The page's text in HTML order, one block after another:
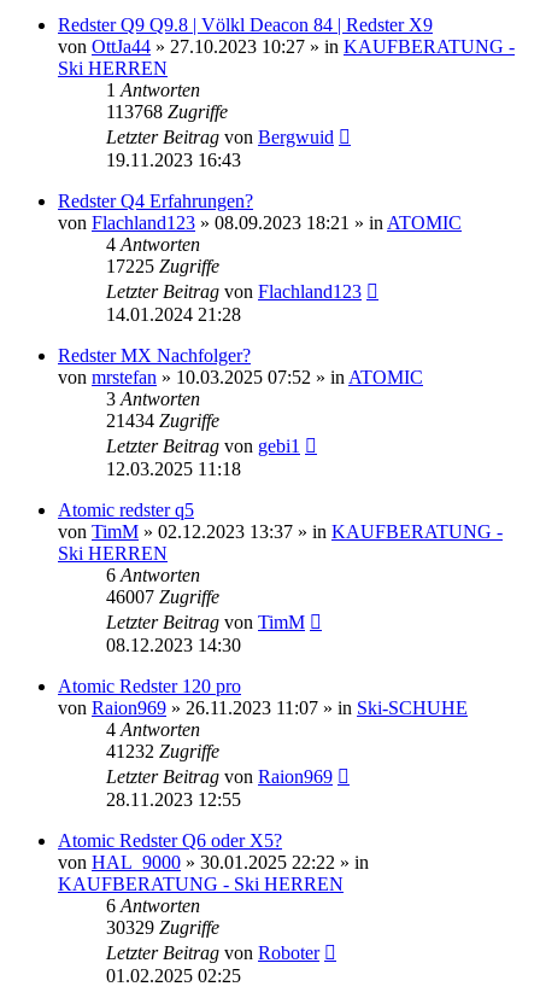
Redster Q9 Q9.8 | Völkl Deacon 84 | Redster X9
von OttJa44 » 27.10.2023 10:27 » in KAUFBERATUNG -
Ski HERREN
1 Antworten
113768 Zugriffe
Letzter Beitrag von Bergwuid
19.11.2023 16:43
Redster Q4 Erfahrungen?
von Flachland123 » 08.09.2023 18:21 » in ATOMIC
4 Antworten
17225 Zugriffe
Letzter Beitrag von Flachland123
14.01.2024 21:28
Redster MX Nachfolger?
von mrstefan » 10.03.2025 07:52 » in ATOMIC
3 Antworten
21434 Zugriffe
Letzter Beitrag von gebi1
12.03.2025 11:18
Atomic redster q5
von TimM » 02.12.2023 13:37 » in KAUFBERATUNG -
Ski HERREN
6 Antworten
46007 Zugriffe
Letzter Beitrag von TimM
08.12.2023 14:30
Atomic Redster 120 pro
von Raion969 » 26.11.2023 11:07 » in Ski-SCHUHE
4 Antworten
41232 Zugriffe
Letzter Beitrag von Raion969
28.11.2023 12:55
Atomic Redster Q6 oder X5?
von HAL_9000 » 30.01.2025 22:22 » in
KAUFBERATUNG - Ski HERREN
6 Antworten
30329 Zugriffe
Letzter Beitrag von Roboter
01.02.2025 02:25